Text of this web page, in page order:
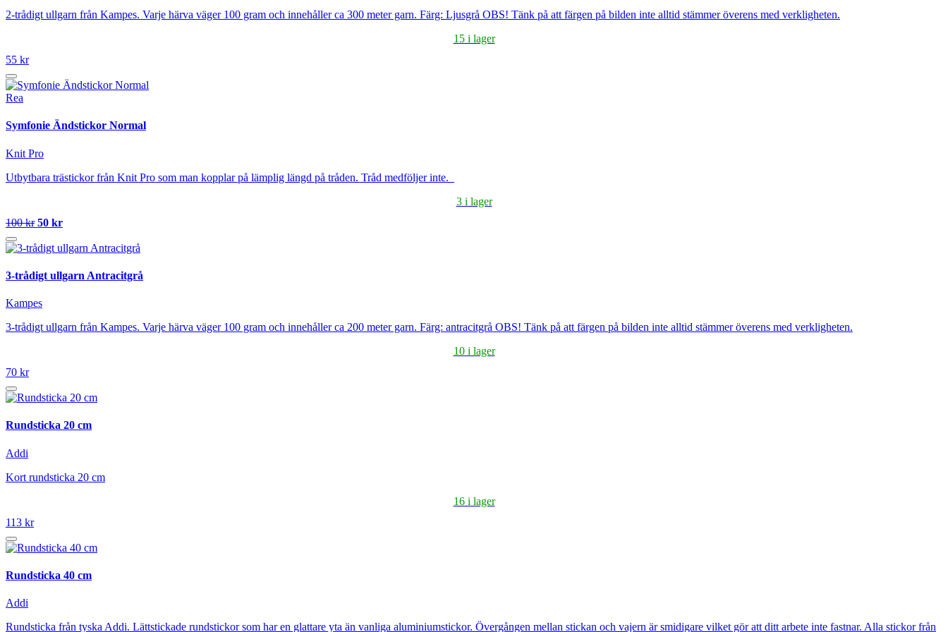
2-trådigt ullgarn från Kampes. Varje härva väger 100 gram och innehåller ca 300 meter garn. Färg: Ljusgrå OBS! Tänk på att färgen på bilden inte alltid stämmer överens med verkligheten.
15 i lager
55 kr
Rea
Symfonie Ändstickor Normal
Knit Pro
Utbytbara trästickor från Knit Pro som man kopplar på lämplig längd på tråden. Tråd medföljer inte.
3 i lager
100 kr 50 kr
3-trådigt ullgarn Antracitgrå
Kampes
3-trådigt ullgarn från Kampes. Varje härva väger 100 gram och innehåller ca 200 meter garn. Färg: antracitgrå OBS! Tänk på att färgen på bilden inte alltid stämmer överens med verkligheten.
10 i lager
70 kr
Rundsticka 20 cm
Addi
Kort rundsticka 20 cm
16 i lager
113 kr
Rundsticka 40 cm
Addi
Rundsticka från tyska Addi. Lättstickade rundstickor som har en glattare yta än vanliga aluminiumstickor. Övergången mellan stickan och vajern är smidigare vilket gör att ditt arbete inte fastnar. Alla stickor från